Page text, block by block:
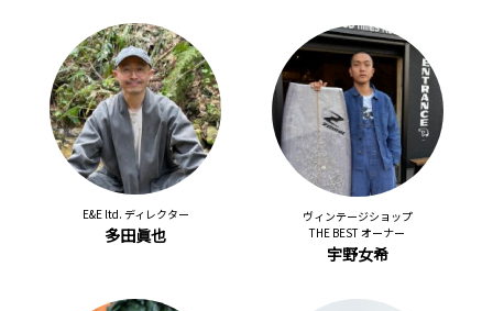
E&E ltd. ディレクター
多田眞也
ヴィンテージショップ
THE BEST オーナー
宇野女希